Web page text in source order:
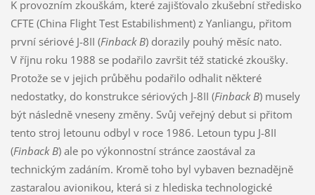
K provozním zkouškám, které zajišťovalo zkušební středisko
CFTE (China Flight Test Estabilishment) z Yanliangu, přitom
první sériové J-8II (Finback B) dorazily pouhý měsíc nato.
V říjnu roku 1988 se podařilo završit též statické zkoušky.
Protože se v jejich průběhu podařilo odhalit některé
nedostatky, do konstrukce sériových J-8II (Finback B) musely
být následně vneseny změny. Svůj veřejný debut si přitom
tento stroj letounu odbyl v roce 1986. Letoun typu J-8II
(Finback B) ale po výkonnostní stránce zaostával za
technickým zadáním. Kromě toho byl vybaven beznadějně
zastaralou avionikou, která si z hlediska technologické